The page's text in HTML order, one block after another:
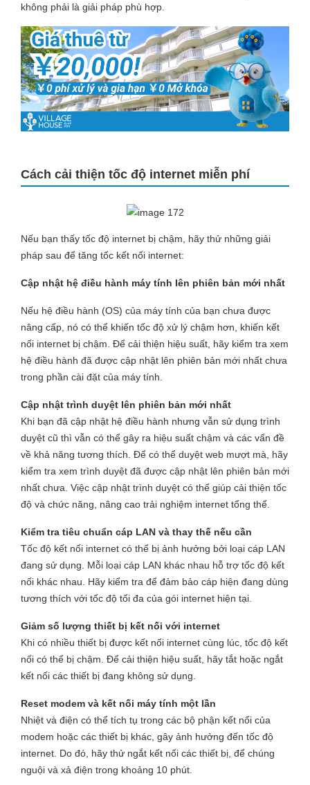
không phải là giải pháp phù hợp.
Cách cải thiện tốc độ internet miễn phí
Nếu bạn thấy tốc độ internet bị chậm, hãy thử những giải
pháp sau để tăng tốc kết nối internet:
Cập nhật hệ điều hành máy tính lên phiên bản mới nhất
Nếu hệ điều hành (OS) của máy tính của bạn chưa được
nâng cấp, nó có thể khiến tốc độ xử lý chậm hơn, khiến kết
nối internet bị chậm. Để cải thiện hiệu suất, hãy kiểm tra xem
hệ điều hành đã được cập nhật lên phiên bản mới nhất chưa
trong phần cài đặt của máy tính.
Cập nhật trình duyệt lên phiên bản mới nhất
Khi bạn đã cập nhật hệ điều hành nhưng vẫn sử dụng trình
duyệt cũ thì vẫn có thể gây ra hiệu suất chậm và các vấn đề
về khả năng tương thích. Để có thể duyệt web mượt mà, hãy
kiểm tra xem trình duyệt đã được cập nhật lên phiên bản mới
nhất chưa. Việc cập nhật trình duyệt có thể giúp cải thiện tốc
độ và chức năng, nâng cao trải nghiệm internet tổng thể.
Kiểm tra tiêu chuẩn cáp LAN và thay thế nếu cần
Tốc độ kết nối internet có thể bị ảnh hưởng bởi loại cáp LAN
đang sử dụng. Mỗi loại cáp LAN khác nhau hỗ trợ tốc độ kết
nối khác nhau. Hãy kiểm tra để đảm bảo cáp hiện đang dùng
tương thích với tốc độ tối đa của gói internet hiện tại.
Giảm số lượng thiết bị kết nối với internet
Khi có nhiều thiết bị được kết nối internet cùng lúc, tốc độ kết
nối có thể bị chậm. Để cải thiện hiệu suất, hãy tắt hoặc ngắt
kết nối các thiết bị đang không sử dụng.
Reset modem và kết nối máy tính một lần
Nhiệt và điện có thể tích tụ trong các bộ phận kết nối của
modem hoặc các thiết bị khác, gây ảnh hưởng đến tốc độ
internet. Do đó, hãy thử ngắt kết nối các thiết bị, để chúng
nguội và xả điện trong khoảng 10 phút.